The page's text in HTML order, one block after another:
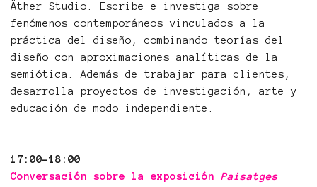
Äther Studio. Escribe e investiga sobre
fenómenos contemporáneos vinculados a la
práctica del diseño, combinando teorías del
diseño con aproximaciones analíticas de la
semiótica. Además de trabajar para clientes,
desarrolla proyectos de investigación, arte y
educación de modo independiente.
17:00-18:00
Conversación sobre la exposición Paisatges